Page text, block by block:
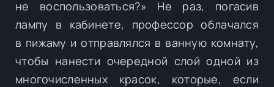
не воспользоваться?» Не раз, погасив
лампу в кабинете, профессор облачался
в пижаму и отправлялся в ванную комнату,
чтобы нанести очередной слой одной из
многочисленных красок, которые, если